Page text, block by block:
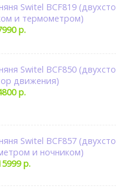
Switel BCF819
и термометром)
р.
Switel BCF850
движения)
р.
Switel BCF857
и ночником)
р.